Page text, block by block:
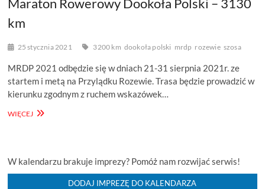
Maraton Rowerowy Dookoła Polski – 3130
km
25 stycznia 2021 3200 km dookoła polski mrdp rozewie szosa
MRDP 2021 odbędzie się w dniach 21-31 sierpnia 2021r. ze
startem i metą na Przylądku Rozewie. Trasa będzie prowadzić w
kierunku zgodnym z ruchem wskazówek…
WIĘCEJMARATON
3130
KM
W kalendarzu brakuje imprezy? Pomóż nam rozwijać serwis!
DODAJ IMPREZĘ DO KALENDARZA